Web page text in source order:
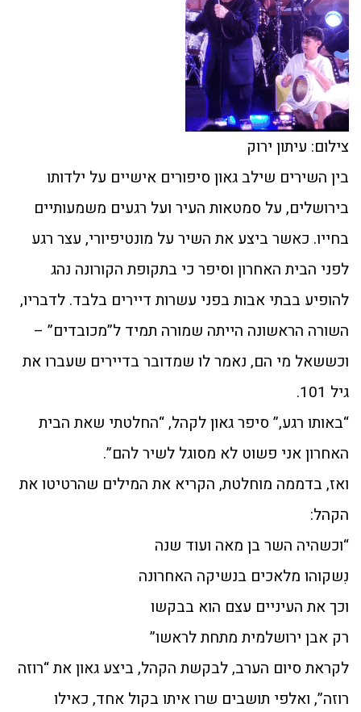
צילום: עיתון ירוק
בין השירים שילב גאון סיפורים אישיים על ילדותו
בירושלים, על סמטאות העיר ועל רגעים משמעותיים
בחייו. כאשר ביצע את השיר על מונטיפיורי, עצר רגע
לפני הבית האחרון וסיפר כי בתקופת הקורונה נהג
להופיע בבתי אבות בפני עשרות דיירים בלבד. לדבריו,
השורה הראשונה הייתה שמורה תמיד ל”מכובדים” –
וכששאל מי הם, נאמר לו שמדובר בדיירים שעברו את
גיל 101.
“באותו רגע,” סיפר גאון לקהל, “החלטתי שאת הבית
האחרון אני פשוט לא מסוגל לשיר להם”.
ואז, בדממה מוחלטת, הקריא את המילים שהרטיטו את
הקהל:
“וכשהיה השר בן מאה ועוד שנה
נִשקוהו מלאכים בנשיקה האחרונה
וכך את העיניים עצם הוא בבקשו
רק אבן ירושלמית מתחת לראשו”
לקראת סיום הערב, לבקשת הקהל, ביצע גאון את “רוזה
רוזה”, ואלפי תושבים שרו איתו בקול אחד, כאילו